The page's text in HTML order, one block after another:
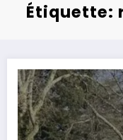
Étiquette: